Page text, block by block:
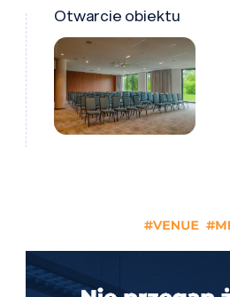
Otwarcie obiektu